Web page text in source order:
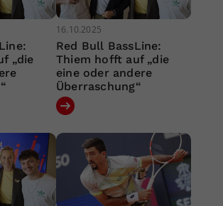
„die
16.10.2025
Red Bull BassLine:
Thiem hofft auf „die
eine oder andere
Überraschung“